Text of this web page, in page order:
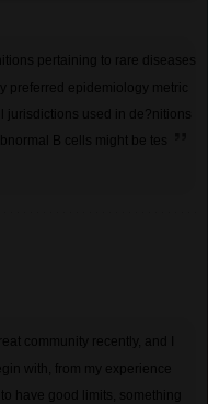
pertaining to rare diseases
preferred epidemiology metric
jurisdictions used in de?nitions
B cells might be tes
community recently, and I
with, from my experience
have good limits, something